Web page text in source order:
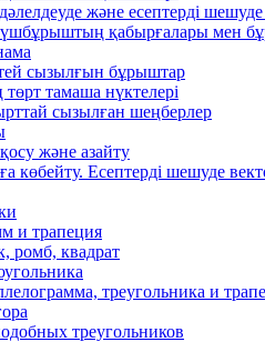
және есептерді
қабырғалары мен
сызылғын бұрыштар
тамаша нүктелері
сызылған шеңберлер
және азайту
көбейту. Есептерді шешуде
и трапеция
ромб, квадрат
треугольника и
треугольников